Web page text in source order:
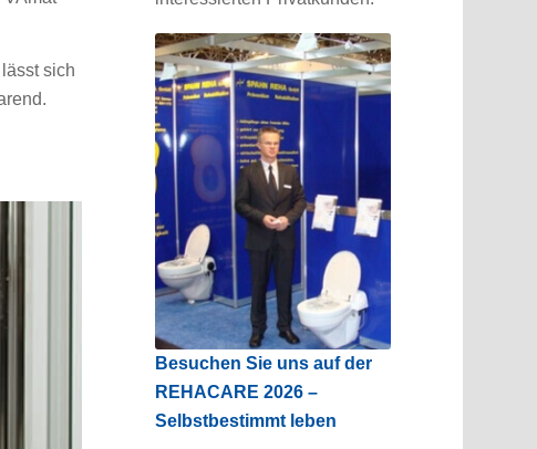
sich
Besuchen Sie uns auf der
REHACARE 2026 –
Selbstbestimmt leben